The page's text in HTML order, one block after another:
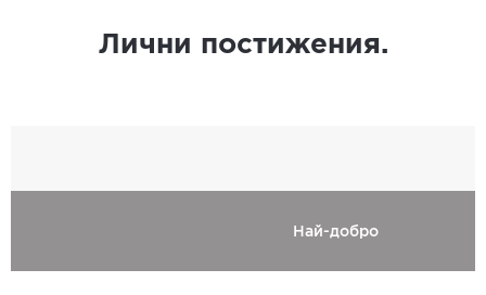
Лични постижения.
Най-добро